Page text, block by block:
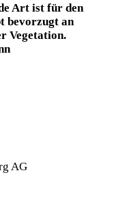
Art ist für den
bevorzugt an
Vegetation.
AG